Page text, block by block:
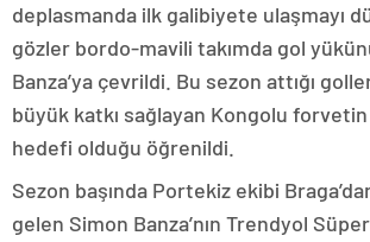
deplasmanda ilk galibiyete ulaşmayı
gözler bordo-mavili takımda gol
Banza’ya çevrildi. Bu sezon attığı
büyük katkı sağlayan Kongolu
hedefi olduğu öğrenildi.
Sezon başında Portekiz ekibi
gelen Simon Banza’nın Trendyol